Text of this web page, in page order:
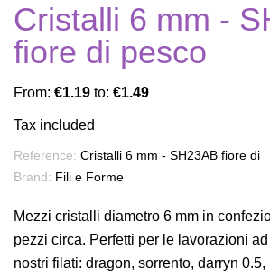
Cristalli 6 mm -
fiore di pesco
From: €1.19 to: €1.49
Tax included
Reference: Cristalli 6 mm - SH23AB fiore di
Brand: Fili e Forme
Mezzi cristalli diametro 6 mm in
pezzi circa. Perfetti per le lavorazioni
nostri filati: dragon, sorrento, darryn